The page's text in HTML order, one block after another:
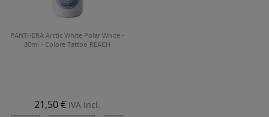
PANTHERA Arctic White Polar White -
30ml - Colore Tattoo REACH
21,50 € IVA Incl.